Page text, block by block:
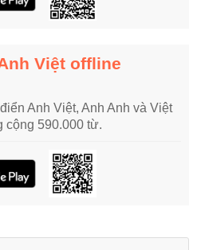
Việt offline
Anh Việt, Anh Anh và Việt
cộng 590.000 từ.